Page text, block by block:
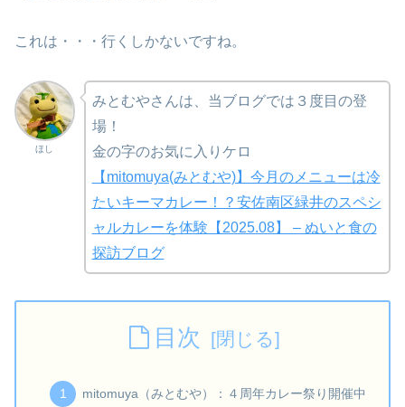
これは・・・行くしかないですね。
ほし
みとむやさんは、当ブログでは３度目の登
場！
金の字のお気に入りケロ
【mitomuya(みとむや)】今月のメニューは冷
たいキーマカレー！？安佐南区緑井のスペシ
ャルカレーを体験【2025.08】 – ぬいと食の
探訪ブログ
目次
mitomuya（みとむや）：４周年カレー祭り開催中